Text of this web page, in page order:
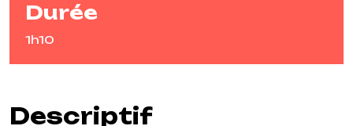
Durée
1h10
Descriptif